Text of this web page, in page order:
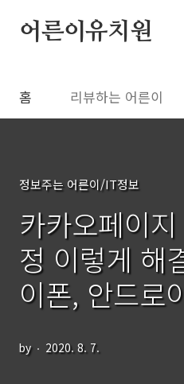
어른이유치원
홈 리뷰하는 어른이
정보주는 어른이/IT정보
카카오페이
정 이렇게 해
이폰, 안드로
by 2020. 8. 7.